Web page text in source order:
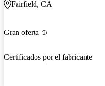
Fairfield, CA
Gran oferta
Certificados por el fabricante